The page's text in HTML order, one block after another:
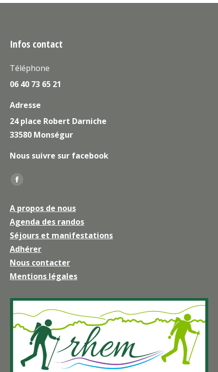
Infos contact
Téléphone
06 40 73 65 21
Adresse
24 place Robert Darniche
33580 Monségur
Nous suivre sur facebook
Trouvez nous sur :
La
Facebook
s'ouvre
dans
une
nouvelle
fenêtre
A propos de nous
Agenda des randos
Séjours et manifestations
Adhérer
Nous contacter
Mentions légales